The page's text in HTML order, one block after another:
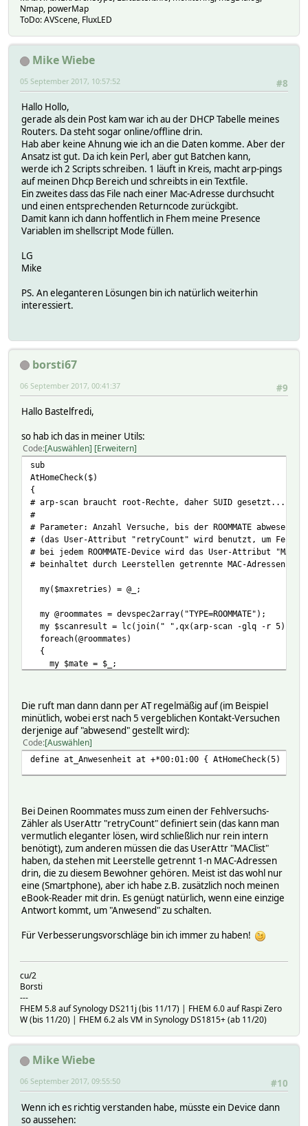
Nmap, powerMap
ToDo: AVScene, FluxLED
Mike Wiebe
#8
05 September 2017, 10:57:52
Hallo Hollo,
gerade als dein Post kam war ich au der DHCP Tabelle meines
Routers. Da steht sogar online/offline drin.
Hab aber keine Ahnung wie ich an die Daten komme. Aber der
Ansatz ist gut. Da ich kein Perl, aber gut Batchen kann,
werde ich 2 Scripts schreiben. 1 läuft in Kreis, macht arp-pings
auf meinen Dhcp Bereich und schreibts in ein Textfile.
Ein zweites dass das File nach einer Mac-Adresse durchsucht
und einen entsprechenden Returncode zurückgibt.
Damit kann ich dann hoffentlich in Fhem meine Presence
Variablen im shellscript Mode füllen.
LG
Mike
PS. An eleganteren Lösungen bin ich natürlich weiterhin
interessiert.
borsti67
#9
06 September 2017, 00:41:37
Hallo Bastelfredi,
so hab ich das in meiner Utils:
Code Auswählen Erweitern
sub
AtHomeCheck($)
{
# arp-scan braucht root-Rechte, daher SUID gesetzt...!
#
# Parameter: Anzahl Versuche, bis der ROOMMATE abwesend
# (das User-Attribut "retryCount" wird benutzt, um
# bei jedem ROOMMATE-Device wird das User-Attribut
# beinhaltet durch Leerstellen getrennte MAC-Adressen, die
my($maxretries) = @_;
my @roommates = devspec2array("TYPE=ROOMMATE");
my $scanresult = lc(join(" ",qx(arp-scan -glq -r 5)));
foreach(@roommates)
{
my $mate = $_;
foreach(@macs)
{
$isonline = index($scanresult, trim(lc));
last if ($isonline != -1)
}
Log 4,"$mate aktuell: " . Value($mate) . " Neu: " .
if ($isonline != -1)
fhem("set $mate home") if
}
else
{
my $retrycount = AttrNum($mate, "retryCount",
if ($retrycount > $maxretries)
{
fhem("set $mate absent") if
}
{
}
}
}
}
Die ruft man dann dann per AT regelmäßig auf (im Beispiel
minütlich, wobei erst nach 5 vergeblichen Kontakt-Versuchen
derjenige auf "abwesend" gestellt wird):
Code Auswählen
define at_Anwesenheit at +*00:01:00 { AtHomeCheck(5) }
Bei Deinen Roommates muss zum einen der Fehlversuchs-
Zähler als UserAttr "retryCount" definiert sein (das kann man
vermutlich eleganter lösen, wird schließlich nur rein intern
benötigt), zum anderen müssen die das UserAttr "MAClist"
haben, da stehen mit Leerstelle getrennt 1-n MAC-Adressen
drin, die zu diesem Bewohner gehören. Meist ist das wohl nur
eine (Smartphone), aber ich habe z.B. zusätzlich noch meinen
eBook-Reader mit drin. Es genügt natürlich, wenn eine einzige
Antwort kommt, um "Anwesend" zu schalten.
Für Verbesserungsvorschläge bin ich immer zu haben!
cu/2
Borsti
---
FHEM 5.8 auf Synology DS211j (bis 11/17) | FHEM 6.0 auf Raspi Zero
W (bis 11/20) | FHEM 6.2 als VM in Synology DS1815+ (ab 11/20)
Mike Wiebe
#10
06 September 2017, 09:55:50
Wenn ich es richtig verstanden habe, müsste ein Device dann
so aussehen: